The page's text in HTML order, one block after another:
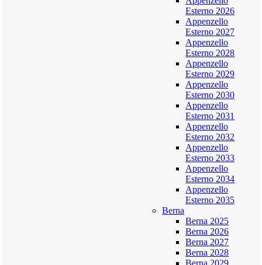
Esterno 2026
Appenzello
Esterno 2027
Appenzello
Esterno 2028
Appenzello
Esterno 2029
Appenzello
Esterno 2030
Appenzello
Esterno 2031
Appenzello
Esterno 2032
Appenzello
Esterno 2033
Appenzello
Esterno 2034
Appenzello
Esterno 2035
Berna
Berna 2025
Berna 2026
Berna 2027
Berna 2028
Berna 2029